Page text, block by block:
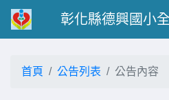
彰化縣德興國小
首頁 公告列表 公告內容